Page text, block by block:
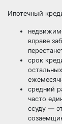
Ипотечный
вправе
срок
средний
часто
ссуду —